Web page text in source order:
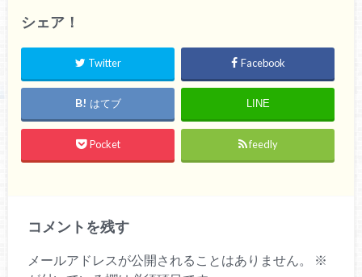
シェア！
Twitter Facebook
はてブ LINE
Pocket feedly
コメントを残す
メールアドレスが公開されることはありません。
※